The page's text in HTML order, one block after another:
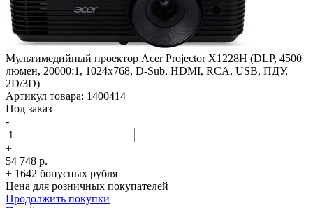
Мультимедийный проектор Acer Projector X1228H (DLP, 4500
люмен, 20000:1, 1024x768, D-Sub, HDMI, RCA, USB, ПДУ,
2D/­3D)
Артикул товара: 1400414
Под заказ
-
+
54 748 р.
+ 1642 бонусных рубля
Цена для розничных покупателей
Продолжить покупки